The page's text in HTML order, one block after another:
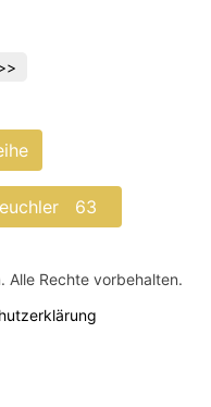
63
Rechte vorbehalten.